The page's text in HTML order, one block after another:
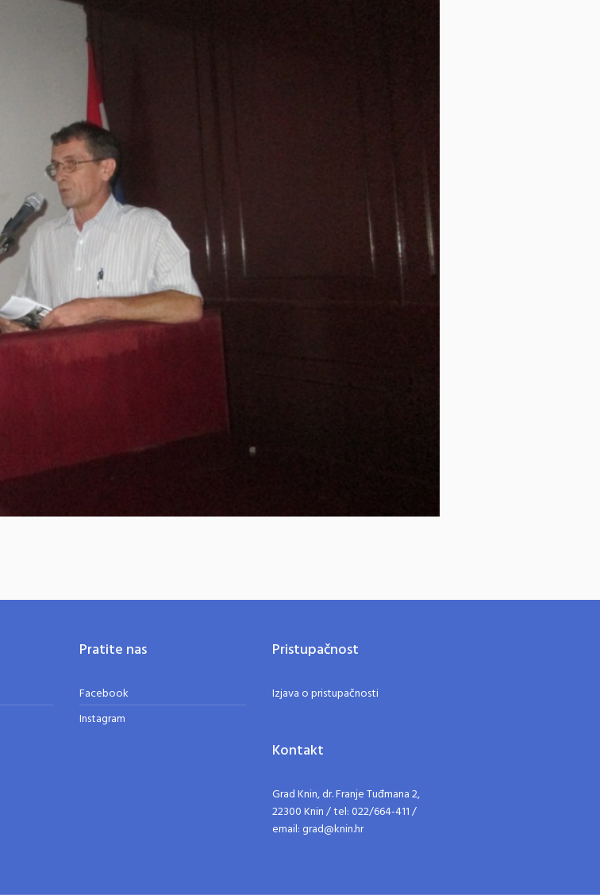
Pratite nas
Facebook
Instagram
Pristupačnost
Izjava o pristupačnosti
Kontakt
Grad Knin, dr. Franje Tuđmana 2,
22300 Knin / tel: 022/664-411 /
email: grad@knin.hr